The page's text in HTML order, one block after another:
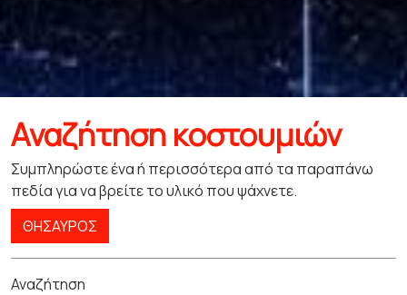
Αναζήτηση κοστουμιών
Συμπληρώστε ένα ή περισσότερα από τα παραπάνω
πεδία για να βρείτε το υλικό που ψάχνετε.
ΘΗΣΑΥΡΌΣ
Αναζήτηση